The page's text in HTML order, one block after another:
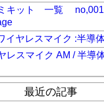
ミキット 一覧
イヤレスマイク :半
レスマイク AM / 半
最近の記事